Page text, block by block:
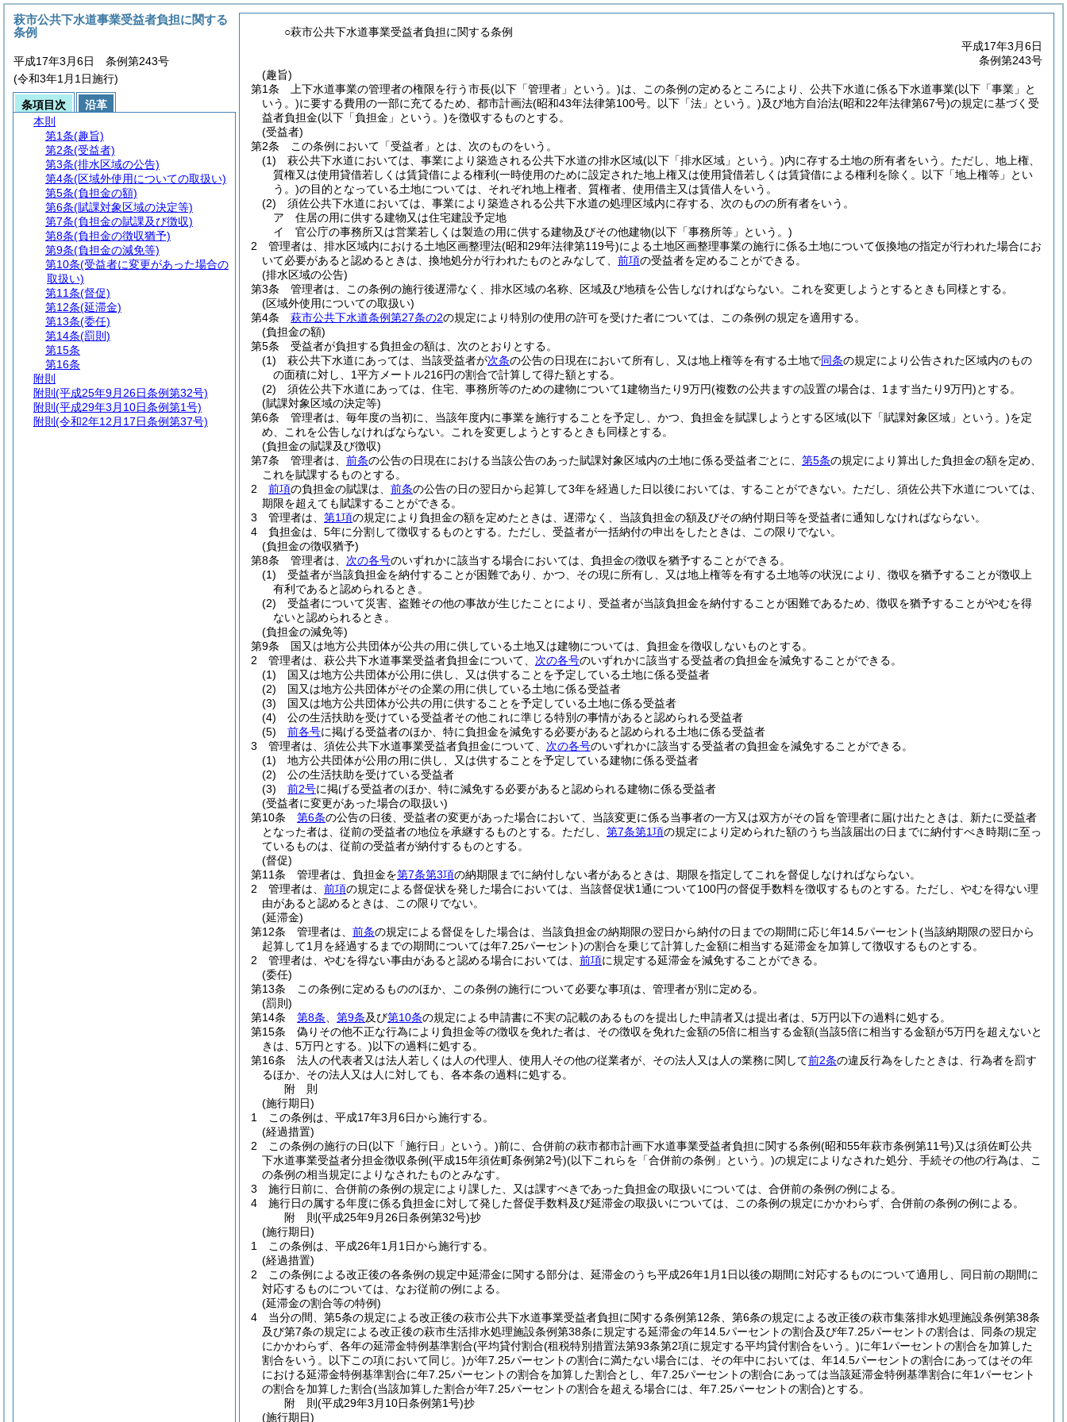
○萩市公共下水道事業受益者負担に関する条例
平成17年3月6日
条例第243号
(趣旨)
第1条
上下水道事業の管理者の権限を行う市長(以下「管理者」という。)は、この条例の定めるところにより、公共下水道に係る下水道事業(以下「事業」と
いう。)に要する費用の一部に充てるため、都市計画法(昭和43年法律第100号。以下「法」という。)及び地方自治法(昭和22年法律第67号)の規定に基づく受
益者負担金(以下「負担金」という。)を徴収するものとする。
(受益者)
第2条
この条例において「受益者」とは、次のものをいう。
(1)
萩公共下水道においては、事業により築造される公共下水道の排水区域(以下「排水区域」という。)内に存する土地の所有者をいう。 ただし、地上権、
質権又は使用貸借若しくは賃貸借による権利 (一時使用のために設定された地上権又は使用貸借若しくは賃貸借による権利を除く。以下「地上権等」とい
う。)の目的となっている土地については、それぞれ地上権者、質権者、使用借主又は賃借人をいう。
(2)
須佐公共下水道においては、事業により築造される公共下水道の処理区域内に存する、次のものの所有者をいう。
ア
住居の用に供する建物又は住宅建設予定地
イ
官公庁の事務所又は営業若しくは製造の用に供する建物及びその他建物(以下「事務所等」という。)
2
管理者は、排水区域内における土地区画整理法(昭和29年法律第119号)による土地区画整理事業の施行に係る土地について仮換地の指定が行われた場合にお
いて必要があると認めるときは、換地処分が行われたものとみなして、 前項の受益者を定めることができる。
(排水区域の公告)
第3条
管理者は、この条例の施行後遅滞なく、排水区域の名称、区域及び地積を公告しなければならない。
これを変更しようとするときも同様とする。
(区域外使用についての取扱い)
第4条
萩市公共下水道条例第27条の2の規定により特別の使用の許可を受けた者については、この条例の規定を適用する。
(負担金の額)
第5条
受益者が負担する負担金の額は、次のとおりとする。
(1)
萩公共下水道にあっては、当該受益者が次条の公告の日現在において所有し、又は地上権等を有する土地で同条の規定により公告された区域内のもの
の面積に対し、1平方メートル216円の割合で計算して得た額とする。
(2)
須佐公共下水道にあっては、住宅、事務所等のための建物について1建物当たり9万円(複数の公共ますの設置の場合は、1ます当たり9万円)とする。
(賦課対象区域の決定等)
第6条
管理者は、毎年度の当初に、当該年度内に事業を施行することを予定し、かつ、負担金を賦課しようとする区域(以下「賦課対象区域」という。)を定
め、これを公告しなければならない。
これを変更しようとするときも同様とする。
(負担金の賦課及び徴収)
第7条
管理者は、 前条の公告の日現在における当該公告のあった賦課対象区域内の土地に係る受益者ごとに、 第5条の規定により算出した負担金の額を定め、
これを賦課するものとする。
2
前項の負担金の賦課は、 前条の公告の日の翌日から起算して3年を経過した日以後においては、することができない。 ただし、須佐公共下水道については、
期限を超えても賦課することができる。
3
管理者は、 第1項の規定により負担金の額を定めたときは、遅滞なく、当該負担金の額及びその納付期日等を受益者に通知しなければならない。
4
負担金は、5年に分割して徴収するものとする。 ただし、受益者が一括納付の申出をしたときは、この限りでない。
(負担金の徴収猶予)
第8条
管理者は、 次の各号のいずれかに該当する場合においては、負担金の徴収を猶予することができる。
(1)
受益者が当該負担金を納付することが困難であり、かつ、その現に所有し、又は地上権等を有する土地等の状況により、徴収を猶予することが徴収上
有利であると認められるとき。
(2)
受益者について災害、盗難その他の事故が生じたことにより、受益者が当該負担金を納付することが困難であるため、徴収を猶予することがやむを得
ないと認められるとき。
(負担金の減免等)
第9条
国又は地方公共団体が公共の用に供している土地又は建物については、負担金を徴収しないものとする。
2
管理者は、萩公共下水道事業受益者負担金について、 次の各号のいずれかに該当する受益者の負担金を減免することができる。
(1)
国又は地方公共団体が公用に供し、又は供することを予定している土地に係る受益者
(2)
国又は地方公共団体がその企業の用に供している土地に係る受益者
(3)
国又は地方公共団体が公共の用に供することを予定している土地に係る受益者
(4)
公の生活扶助を受けている受益者その他これに準じる特別の事情があると認められる受益者
(5)
前各号に掲げる受益者のほか、特に負担金を減免する必要があると認められる土地に係る受益者
3
管理者は、須佐公共下水道事業受益者負担金について、 次の各号のいずれかに該当する受益者の負担金を減免することができる。
(1)
地方公共団体が公用の用に供し、又は供することを予定している建物に係る受益者
(2)
公の生活扶助を受けている受益者
(3)
前2号に掲げる受益者のほか、特に減免する必要があると認められる建物に係る受益者
(受益者に変更があった場合の取扱い)
第10条
第6条の公告の日後、受益者の変更があった場合において、当該変更に係る当事者の一方又は双方がその旨を管理者に届け出たときは、新たに受益者
となった者は、従前の受益者の地位を承継するものとする。 ただし、 第7条第1項の規定により定められた額のうち当該届出の日までに納付すべき時期に至っ
ているものは、従前の受益者が納付するものとする。
(督促)
第11条
管理者は、負担金を第7条第3項の納期限までに納付しない者があるときは、期限を指定してこれを督促しなければならない。
2
管理者は、 前項の規定による督促状を発した場合においては、当該督促状1通について100円の督促手数料を徴収するものとする。 ただし、やむを得ない理
由があると認めるときは、この限りでない。
(延滞金)
第12条
管理者は、 前条の規定による督促をした場合は、当該負担金の納期限の翌日から納付の日までの期間に応じ年14.5パーセント(当該納期限の翌日から
起算して1月を経過するまでの期間については年7.25パーセント)の割合を乗じて計算した金額に相当する延滞金を加算して徴収するものとする。
2
管理者は、やむを得ない事由があると認める場合においては、 前項に規定する延滞金を減免することができる。
(委任)
第13条
この条例に定めるもののほか、この条例の施行について必要な事項は、管理者が別に定める。
(罰則)
第14条
第8条 第9条及び第10条の規定による申請書に不実の記載のあるものを提出した申請者又は提出者は、5万円以下の過料に処する。
第15条
偽りその他不正な行為により負担金等の徴収を免れた者は、その徴収を免れた金額の5倍に相当する金額(当該5倍に相当する金額が5万円を超えないと
きは、5万円とする。)以下の過料に処する。
第16条
法人の代表者又は法人若しくは人の代理人、使用人その他の従業者が、その法人又は人の業務に関して前2条の違反行為をしたときは、行為者を罰す
るほか、その法人又は人に対しても、各本条の過料に処する。
附 則
(施行期日)
1
この条例は、平成17年3月6日から施行する。
(経過措置)
2
この条例の施行の日(以下「施行日」という。)前に、合併前の萩市都市計画下水道事業受益者負担に関する条例(昭和55年萩市条例第11号)又は須佐町公共
下水道事業受益者分担金徴収条例(平成15年須佐町条例第2号)(以下これらを「合併前の条例」という。)の規定によりなされた処分、手続その他の行為は、こ
の条例の相当規定によりなされたものとみなす。
3
施行日前に、合併前の条例の規定により課した、又は課すべきであった負担金の取扱いについては、合併前の条例の例による。
4
施行日の属する年度に係る負担金に対して発した督促手数料及び延滞金の取扱いについては、この条例の規定にかかわらず、合併前の条例の例による。
附 則(平成25年9月26日条例第32号)抄
(施行期日)
1
この条例は、平成26年1月1日から施行する。
(経過措置)
2
この条例による改正後の各条例の規定中延滞金に関する部分は、延滞金のうち平成26年1月1日以後の期間に対応するものについて適用し、同日前の期間に
対応するものについては、なお従前の例による。
(延滞金の割合等の特例)
4
当分の間、第5条の規定による改正後の萩市公共下水道事業受益者負担に関する条例第12条、第6条の規定による改正後の萩市集落排水処理施設条例第38条
及び第7条の規定による改正後の萩市生活排水処理施設条例第38条に規定する延滞金の年14.5パーセントの割合及び年7.25パーセントの割合は、同条の規定
にかかわらず、各年の延滞金特例基準割合(平均貸付割合(租税特別措置法第93条第2項に規定する平均貸付割合をいう。)に年1パーセントの割合を加算した
割合をいう。以下この項において同じ。)が年7.25パーセントの割合に満たない場合には、その年中においては、年14.5パーセントの割合にあってはその年
における延滞金特例基準割合に年7.25パーセントの割合を加算した割合とし、年7.25パーセントの割合にあっては当該延滞金特例基準割合に年1パーセント
の割合を加算した割合(当該加算した割合が年7.25パーセントの割合を超える場合には、年7.25パーセントの割合)とする。
附 則(平成29年3月10日条例第1号)抄
(施行期日)
萩市公共下水道事業受益者負担に関する
条例
平成17年3月6日 条例第243号
(令和3年1月1日施行)
条項目次
沿革
本則
第1条(趣旨)
第2条(受益者)
第3条(排水区域の公告)
第4条(区域外使用についての取扱い)
第5条(負担金の額)
第6条(賦課対象区域の決定等)
第7条(負担金の賦課及び徴収)
第8条(負担金の徴収猶予)
第9条(負担金の減免等)
第10条(受益者に変更があった場合の
取扱い)
第11条(督促)
第12条(延滞金)
第13条(委任)
第14条(罰則)
第15条
第16条
附則
附則 (平成25年9月26日条例第32号)
附則 (平成29年3月10日条例第1号)
附則 (令和2年12月17日条例第37号)